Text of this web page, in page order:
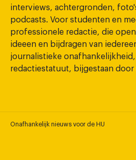
interviews, achtergronden,
podcasts. Voor studenten en
professionele redactie, die
ideeen en bijdragen van
journalistieke
redactiestatuut, bijgestaan door
Onafhankelijk nieuws voor de HU